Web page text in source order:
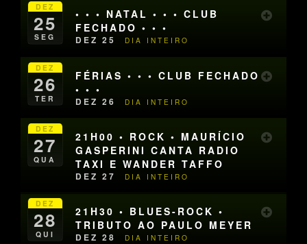
DEZ
25
SEG
• • • NATAL • • • CLUB
FECHADO • • •
DEZ 25 DIA INTEIRO
DEZ
26
TER
FÉRIAS • • • CLUB FECHADO
• • •
DEZ 26 DIA INTEIRO
DEZ
27
QUA
21H00 • ROCK • MAURÍCIO
GASPERINI CANTA RADIO
TAXI E WANDER TAFFO
DEZ 27 DIA INTEIRO
DEZ
28
QUI
21H30 • BLUES-ROCK •
TRIBUTO AO PAULO MEYER
DEZ 28 DIA INTEIRO